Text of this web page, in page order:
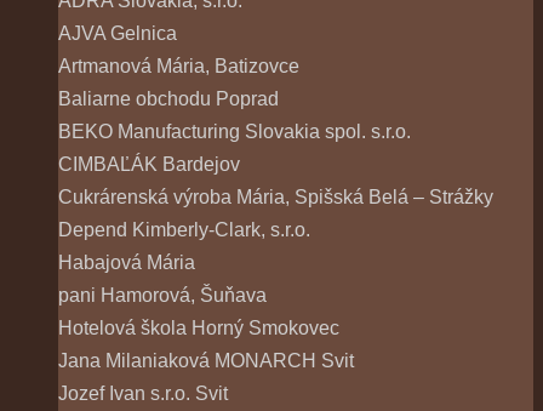
AJVA Gelnica
Artmanová Mária, Batizovce
Baliarne obchodu Poprad
BEKO Manufacturing Slovakia spol. s.r.o.
CIMBAĽÁK Bardejov
Cukrárenská výroba Mária, Spišská Belá – Strážky
Depend Kimberly-Clark, s.r.o.
Habajová Mária
pani Hamorová, Šuňava
Hotelová škola Horný Smokovec
Jana Milaniaková MONARCH Svit
Jozef Ivan s.r.o. Svit